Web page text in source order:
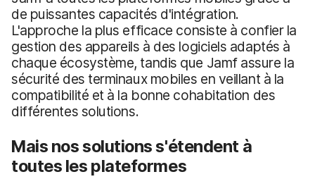
de puissantes capacités d'intégration.
L'approche la plus efficace consiste à confier la
gestion des appareils à des logiciels adaptés à
chaque écosystème, tandis que Jamf assure la
sécurité des terminaux mobiles en veillant à la
compatibilité et à la bonne cohabitation des
différentes solutions.
Mais nos solutions s'étendent à
toutes les plateformes